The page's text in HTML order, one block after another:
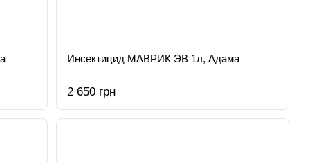
Инсектицид МАВРИК ЭВ 1л, Адама
2 650 грн